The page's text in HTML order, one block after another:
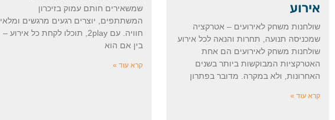
אירוע
שולחנות משחק לאירועים – אטרקציה
שמכניסה תנועה, תחרות והנאה לכל אירוע
שולחנות משחק לאירועים הם אחת
האטרקציות המבוקשות ביותר בשנים
האחרונות, ולא במקרה. מדובר בפתרון
קרא עוד »
שמשאירים חותם עמוק בזיכרון
המשתתפים, יוצרים רגעים מרגשים ומלאי
חוויה. עם 2play, תוכלו לקחת כל אירוע –
בין אם הוא
קרא עוד »